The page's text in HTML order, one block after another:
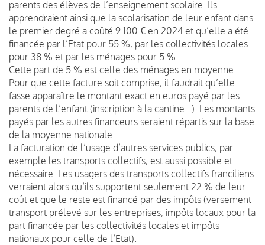
parents des élèves de l’enseignement scolaire. Ils
apprendraient ainsi que la scolarisation de leur enfant dans
le premier degré a coûté 9 100 € en 2024 et qu’elle a été
financée par l’Etat pour 55 %, par les collectivités locales
pour 38 % et par les ménages pour 5 %.
Cette part de 5 % est celle des ménages en moyenne.
Pour que cette facture soit comprise, il faudrait qu’elle
fasse apparaître le montant exact en euros payé par les
parents de l’enfant (inscription à la cantine…). Les montants
payés par les autres financeurs seraient répartis sur la base
de la moyenne nationale.
La facturation de l’usage d’autres services publics, par
exemple les transports collectifs, est aussi possible et
nécessaire. Les usagers des transports collectifs franciliens
verraient alors qu’ils supportent seulement 22 % de leur
coût et que le reste est financé par des impôts (versement
transport prélevé sur les entreprises, impôts locaux pour la
part financée par les collectivités locales et impôts
nationaux pour celle de l’Etat).